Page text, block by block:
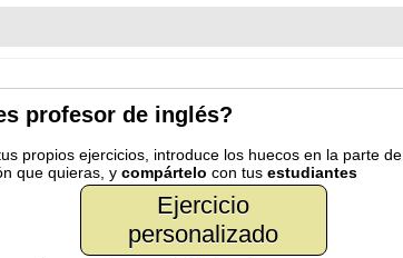
profesor de inglés?
propios ejercicios, introduce los huecos en la parte de
que quieras, y compártelo con tus estudiantes
Ejercicio
personalizado